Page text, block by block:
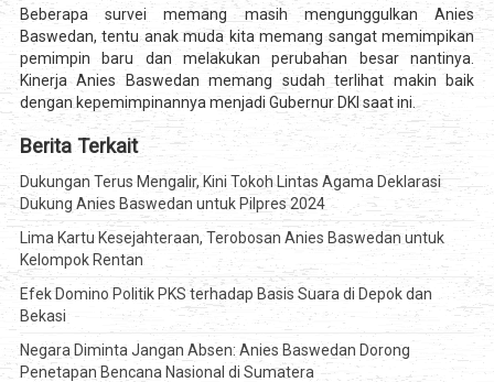
Beberapa survei memang masih mengunggulkan Anies
Baswedan, tentu anak muda kita memang sangat memimpikan
pemimpin baru dan melakukan perubahan besar nantinya.
Kinerja Anies Baswedan memang sudah terlihat makin baik
dengan kepemimpinannya menjadi Gubernur DKI saat ini.
Berita Terkait
Dukungan Terus Mengalir, Kini Tokoh Lintas Agama Deklarasi
Dukung Anies Baswedan untuk Pilpres 2024
Lima Kartu Kesejahteraan, Terobosan Anies Baswedan untuk
Kelompok Rentan
Efek Domino Politik PKS terhadap Basis Suara di Depok dan
Bekasi
Negara Diminta Jangan Absen: Anies Baswedan Dorong
Penetapan Bencana Nasional di Sumatera